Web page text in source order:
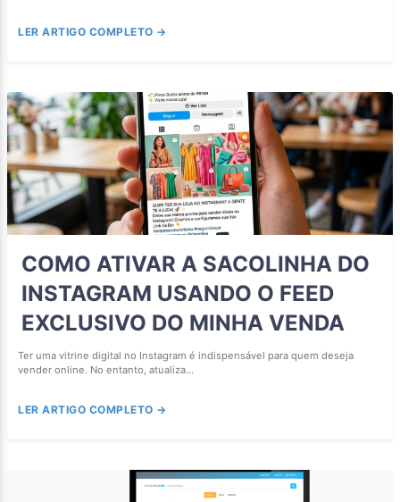
LER ARTIGO COMPLETO →
COMO ATIVAR A SACOLINHA DO
INSTAGRAM USANDO O FEED
EXCLUSIVO DO MINHA VENDA
Ter uma vitrine digital no Instagram é indispensável para quem deseja
vender online. No entanto, atualiza...
LER ARTIGO COMPLETO →